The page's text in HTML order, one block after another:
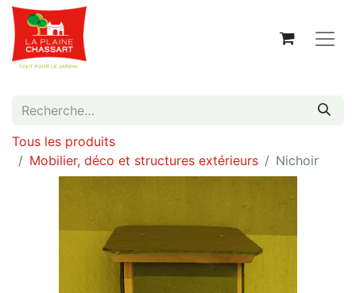
Tous les produits
Mobilier, déco et structures extérieurs
Nichoir